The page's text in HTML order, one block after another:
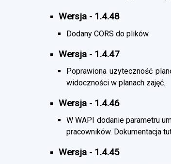
Wersja - 1.4.48
Dodany CORS do plików.
Wersja - 1.4.47
Poprawiona uzyteczność
widoczności w planach zajęć.
Wersja - 1.4.46
W WAPI dodanie parametru
pracowników. Dokumentacja
Wersja - 1.4.45